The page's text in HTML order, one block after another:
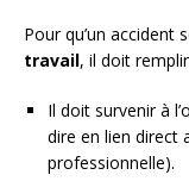
Pour qu’un accident
travail, il doit
Il doit survenir à
dire en lien direct
professionnelle).